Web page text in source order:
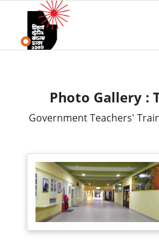
Photo Gallery :
Government Teachers'